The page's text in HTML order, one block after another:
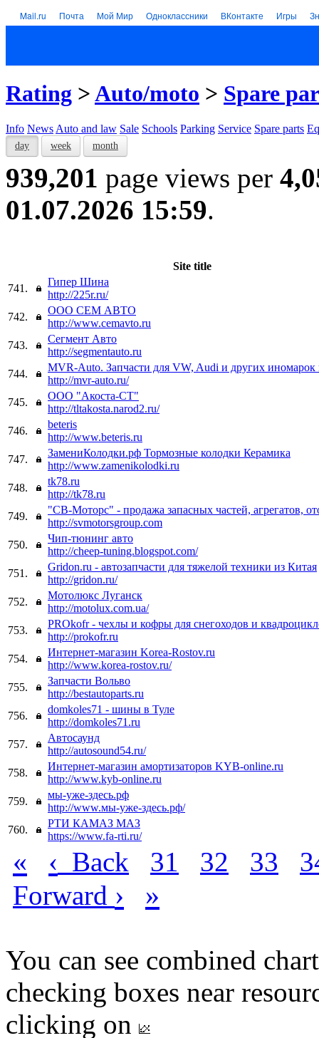
Mail.ru Почта Мой Мир Одноклассники ВКонтакте Игры
Rating >Auto/moto > Spare
Info News Auto and law Sale Schools Parking Service Spare parts
day week month
939,201 page views per
01.07.2026 15:59.
Site title
741.
Гипер Шина
http://225r.ru/
742.
ООО СЕМ АВТО
http://www.cemavto.ru
743.
Сегмент Авто
http://segmentauto.ru
744.
MVR-Auto. Запчасти для VW, Audi и других
http://mvr-auto.ru/
745.
ООО "Акоста-СТ"
http://tltakosta.narod2.ru/
746.
beteris
http://www.beteris.ru
747.
ЗамениКолодки.рф Тормозные колодки Керамика
http://www.zamenikolodki.ru
748.
tk78.ru
http://tk78.ru
749.
"СВ-Моторс" - продажа запасных частей, агрегатов,
http://svmotorsgroup.com
750.
Чип-тюнинг авто
http://cheep-tuning.blogspot.com/
751.
Gridon.ru - автозапчасти для тяжелой техники из Китая
http://gridon.ru/
752.
Мотолюкс Луганск
http://motolux.com.ua/
753.
PROkofr - чехлы и кофры для снегоходов и
http://prokofr.ru
754.
Интернет-магазин Korea-Rostov.ru
http://www.korea-rostov.ru/
755.
Запчасти Вольво
http://bestautoparts.ru
756.
domkoles71 - шины в Туле
http://domkoles71.ru
757.
Автосаунд
http://autosound54.ru/
758.
Интернет-магазин амортизаторов KYB-online.ru
http://www.kyb-online.ru
759.
мы-уже-здесь.рф
http://www.мы-уже-здесь.рф/
760.
РТИ КАМАЗ МАЗ
https://www.fa-rti.ru/
« ‹ Back 31 32 33
Forward › »
You can see combined
checking boxes near
clicking on